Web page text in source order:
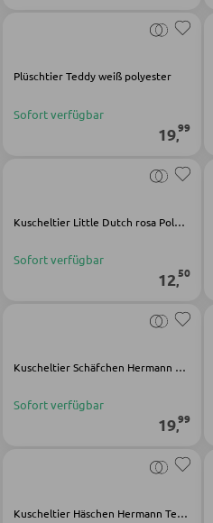
Schirmständer
Schuhschränke
Schuhregale
Kinderbetten
Sonstige
Plüschtier Teddy weiß polyester
Sofort verfügbar
19,99
Kuscheltier Little Dutch rosa Polyester
Sofort verfügbar
12,50
Kuscheltier Schäfchen Hermann Teddy Original weiß Polyester
Sofort verfügbar
19,99
Kuscheltier Häschen Hermann Teddy Original beige Polyester